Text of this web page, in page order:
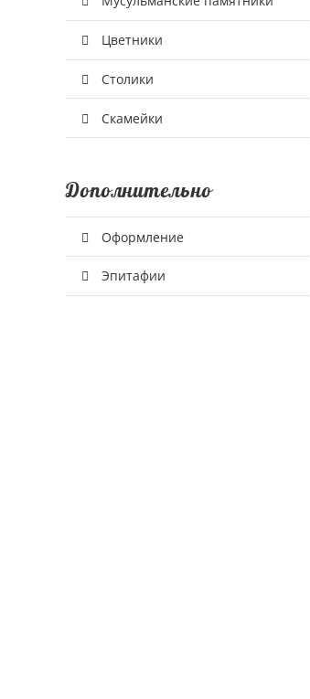
Цветники
Столики
Скамейки
Дополнительно
Оформление
Эпитафии